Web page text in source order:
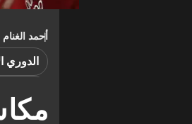
أحمد الغنام
الدوري